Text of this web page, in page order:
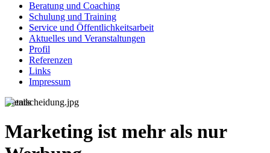
Beratung und Coaching
Schulung und Training
Service und Öffentlichkeitsarbeit
Aktuelles und Veranstaltungen
Profil
Referenzen
Links
Impressum
Details
Marketing ist mehr als nur